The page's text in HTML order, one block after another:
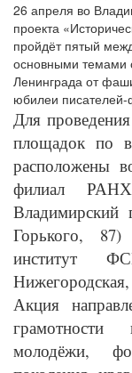
26 апреля во
проекта
пройдёт пятый
основными темами
Ленинграда от
юбилеи писателей-
Для
площадок по
расположены
филиал
Владимирский
Горького,
институт
Акция
грамотности
молодёжи,